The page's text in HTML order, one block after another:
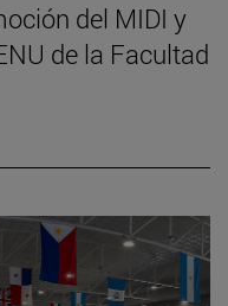
del MIDI y
de la Facultad